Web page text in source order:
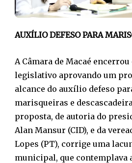
AUXÍLIO DEFESO PARA
A Câmara de Macaé
legislativo aprovando um
alcance do auxílio defeso
marisqueiras e
proposta, de autoria do
Alan Mansur (CID), e da
Lopes (PT), corrige uma
municipal, que contemplava